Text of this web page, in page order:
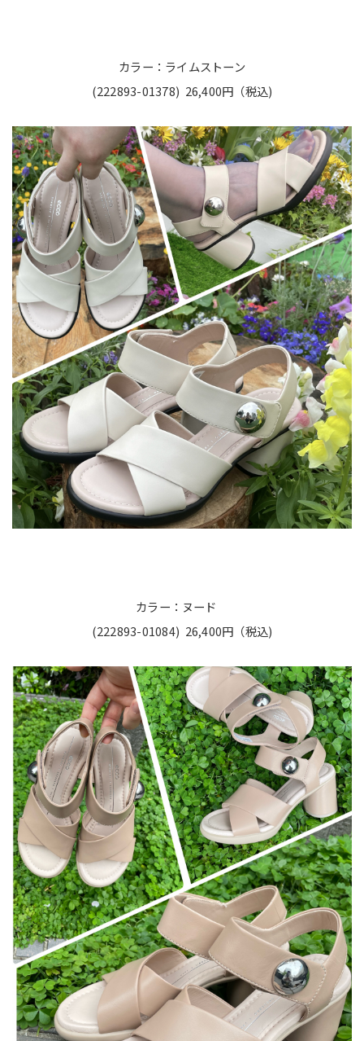
カラー：ライムストーン
(222893-01378) 26,400円（税込)
カラー：ヌード
(222893-01084) 26,400円（税込)